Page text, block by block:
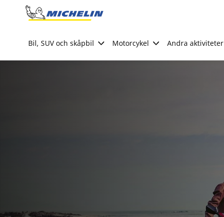
Go to page content
Bil, SUV och skåpbil Motorcykel Andra aktiviteter